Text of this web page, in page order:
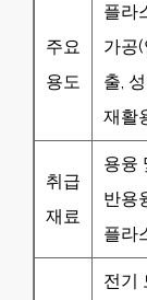
주요
용도
플라
가공
출,
재활
취급
재료
용융
반용
플라
전기